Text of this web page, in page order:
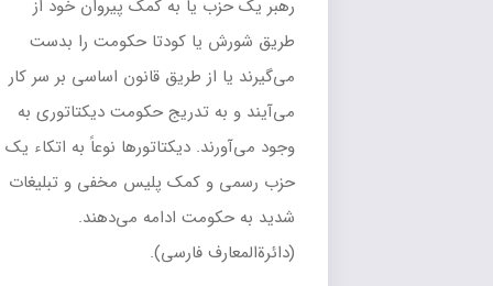
رهبر یک حزب یا به کمک پیروان خود از
طریق شورش یا کودتا حکومت را بدست
می‌گیرند یا از طریق قانون اساسی بر سر کار
می‌آیند و به تدریج حکومت دیکتاتوری به
وجود می‌آورند. دیکتاتورها نوعاً به اتکاء یک
حزب رسمی و کمک پلیس مخفی و تبلیغات
شدید به حکومت ادامه می‌دهند.
(دائرةالمعارف فارسی).